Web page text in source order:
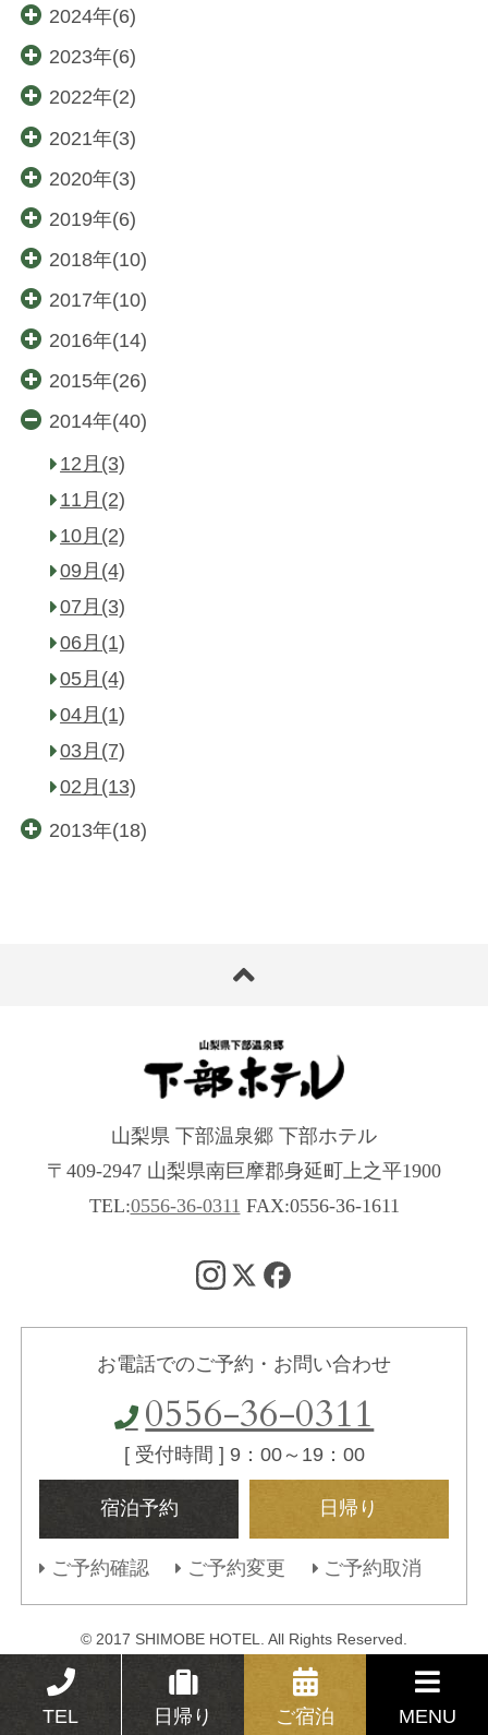
2024年(6)
2023年(6)
2022年(2)
2021年(3)
2020年(3)
2019年(6)
2018年(10)
2017年(10)
2016年(14)
2015年(26)
2014年(40)
12月(3)
11月(2)
10月(2)
09月(4)
07月(3)
06月(1)
05月(4)
04月(1)
03月(7)
02月(13)
2013年(18)
山梨県 下部温泉郷 下部ホテル
〒409-2947 山梨県南巨摩郡身延町上之平1900
TEL:0556-36-0311 FAX:0556-36-1611
お電話でのご予約・お問い合わせ
0556-36-0311
[ 受付時間 ] 9：00～19：00
宿泊予約 日帰り
ご予約確認 ご予約変更 ご予約取消
© 2017 SHIMOBE HOTEL. All Rights Reserved.
TEL 日帰り ご宿泊 MENU